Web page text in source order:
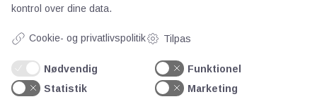
Teknologisk Institut
Videncentre
Litteratur
Forkortelser
kontrol over dine data.
Cookie- og privatlivspolitik Tilpas
Nødvendig
Funktionel
Statistik
Marketing